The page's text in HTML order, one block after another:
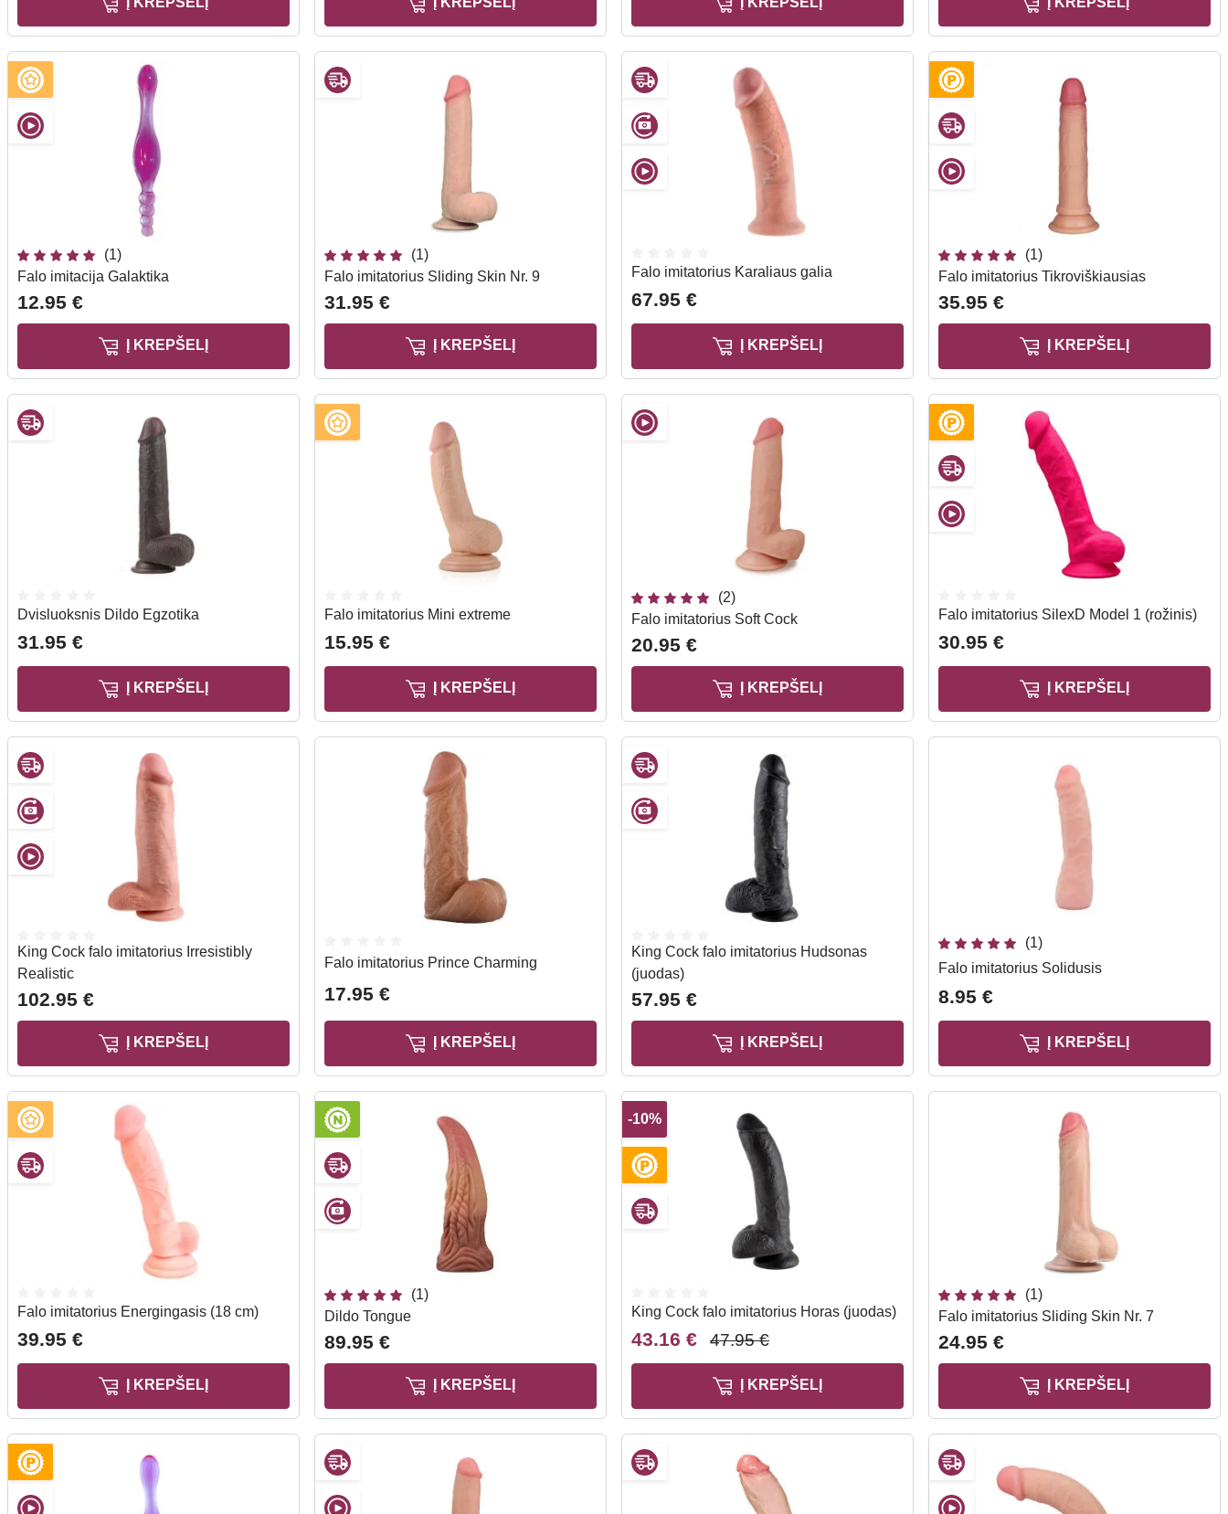
(1)
Falo imitacija Galaktika
12.95 €
Į KREPŠELĮ
(1)
Falo imitatorius Sliding Skin Nr. 9
31.95 €
Į KREPŠELĮ
Falo imitatorius Karaliaus galia
67.95 €
Į KREPŠELĮ
(1)
Falo imitatorius Tikroviškiausias
35.95 €
Į KREPŠELĮ
Dvisluoksnis Dildo Egzotika
31.95 €
Į KREPŠELĮ
Falo imitatorius Mini extreme
15.95 €
Į KREPŠELĮ
(2)
Falo imitatorius Soft Cock
20.95 €
Į KREPŠELĮ
Falo imitatorius SilexD Model 1 (rožinis)
30.95 €
Į KREPŠELĮ
King Cock falo imitatorius Irresistibly
Realistic
102.95 €
Į KREPŠELĮ
Falo imitatorius Prince Charming
17.95 €
Į KREPŠELĮ
King Cock falo imitatorius Hudsonas
(juodas)
57.95 €
Į KREPŠELĮ
(1)
Falo imitatorius Solidusis
8.95 €
Į KREPŠELĮ
Falo imitatorius Energingasis (18 cm)
39.95 €
Į KREPŠELĮ
(1)
Dildo Tongue
89.95 €
Į KREPŠELĮ
-10%
King Cock falo imitatorius Horas (juodas)
43.16 € 47.95 €
Į KREPŠELĮ
(1)
Falo imitatorius Sliding Skin Nr. 7
24.95 €
Į KREPŠELĮ